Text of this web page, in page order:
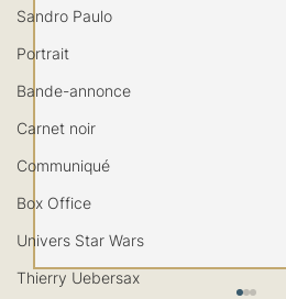
Sandro Paulo
Portrait
Bande-annonce
Carnet noir
Communiqué
Box Office
Univers Star Wars
Thierry Uebersax